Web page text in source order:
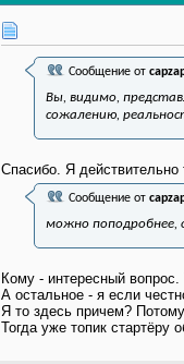
Сообщение от
Вы, видимо,
сожалению,
Спасибо. Я
Сообщение от
можно поподробнее,
Кому - интересный
А остальное - я если
Я то здесь причем?
Тогда уже топик стартёру